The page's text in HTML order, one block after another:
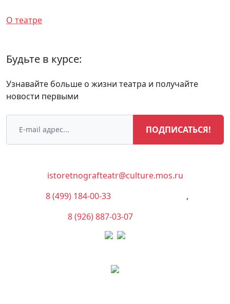
О театре
Будьте в курсе:
Узнавайте больше о жизни театра и получайте
новости первыми
ПОДПИСАТЬСЯ!
istoretnografteatr@culture.mos.ru
8 (499) 184-00-33
,
8 (926) 887-03-07